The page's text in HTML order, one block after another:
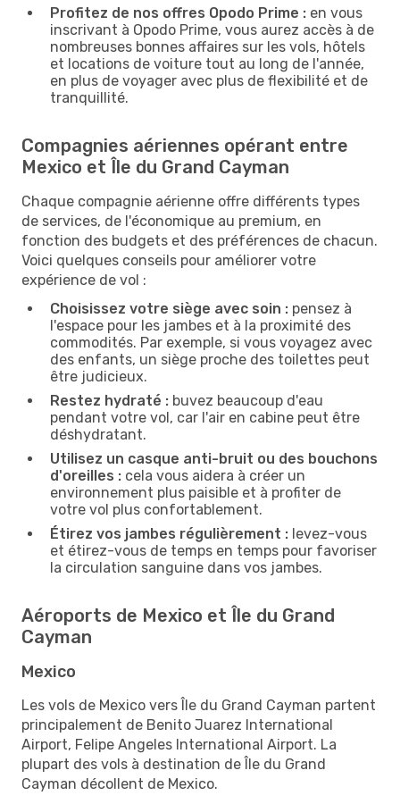
Profitez de nos offres Opodo Prime : en vous
inscrivant à Opodo Prime, vous aurez accès à de
nombreuses bonnes affaires sur les vols, hôtels
et locations de voiture tout au long de l'année,
en plus de voyager avec plus de flexibilité et de
tranquillité.
Compagnies aériennes opérant entre
Mexico et Île du Grand Cayman
Chaque compagnie aérienne offre différents types
de services, de l'économique au premium, en
fonction des budgets et des préférences de chacun.
Voici quelques conseils pour améliorer votre
expérience de vol :
Choisissez votre siège avec soin : pensez à
l'espace pour les jambes et à la proximité des
commodités. Par exemple, si vous voyagez avec
des enfants, un siège proche des toilettes peut
être judicieux.
Restez hydraté : buvez beaucoup d'eau
pendant votre vol, car l'air en cabine peut être
déshydratant.
Utilisez un casque anti-bruit ou des bouchons
d'oreilles : cela vous aidera à créer un
environnement plus paisible et à profiter de
votre vol plus confortablement.
Étirez vos jambes régulièrement : levez-vous
et étirez-vous de temps en temps pour favoriser
la circulation sanguine dans vos jambes.
Aéroports de Mexico et Île du Grand
Cayman
Mexico
Les vols de Mexico vers Île du Grand Cayman partent
principalement de Benito Juarez International
Airport, Felipe Angeles International Airport. La
plupart des vols à destination de Île du Grand
Cayman décollent de Mexico.